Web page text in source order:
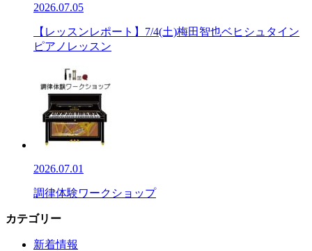
2026.07.05
【レッスンレポート】7/4(土)梅田智也ベヒシュタイン
ピアノレッスン
2026.07.01
調律体験ワークショップ
カテゴリー
新着情報